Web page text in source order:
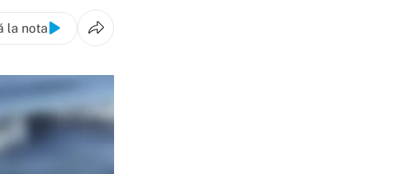
la nota